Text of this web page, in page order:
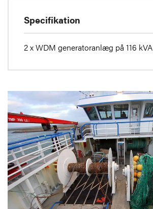
Specifikation
2 x WDM generatoranlæg på 116 kVA